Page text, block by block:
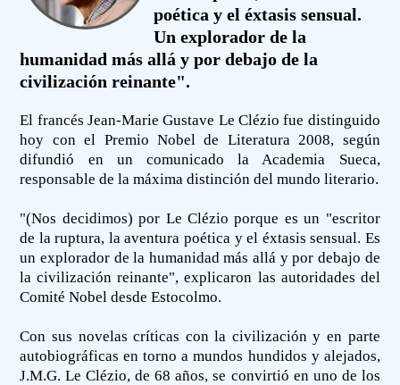
poética y el éxtasis sensual.
Un explorador de la
humanidad más allá y por debajo de la
civilización reinante".
El francés Jean-Marie Gustave Le Clézio fue distinguido
hoy con el Premio Nobel de Literatura 2008, según
difundió en un comunicado la Academia Sueca,
responsable de la máxima distinción del mundo literario.
"(Nos decidimos) por Le Clézio porque es un "escritor
de la ruptura, la aventura poética y el éxtasis sensual. Es
un explorador de la humanidad más allá y por debajo de
la civilización reinante", explicaron las autoridades del
Comité Nobel desde Estocolmo.
Con sus novelas críticas con la civilización y en parte
autobiográficas en torno a mundos hundidos y alejados,
J.M.G. Le Clézio, de 68 años, se convirtió en uno de los